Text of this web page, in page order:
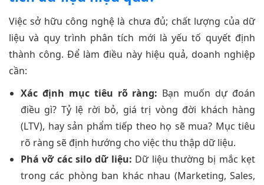
Việc sở hữu công nghệ là chưa đủ; chất lượng của dữ
liệu và quy trình phân tích mới là yếu tố quyết định
thành công. Để làm điều này hiệu quả, doanh nghiệp
cần:
Xác định mục tiêu rõ ràng: Bạn muốn dự đoán
điều gì? Tỷ lệ rời bỏ, giá trị vòng đời khách hàng
(LTV), hay sản phẩm tiếp theo họ sẽ mua? Mục tiêu
rõ ràng sẽ định hướng cho việc thu thập dữ liệu.
Phá vỡ các silo dữ liệu: Dữ liệu thường bị mắc kẹt
trong các phòng ban khác nhau (Marketing, Sales,